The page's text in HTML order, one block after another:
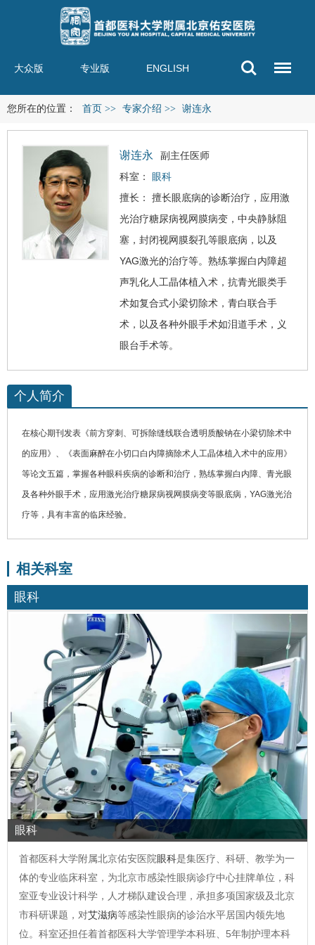
大众版 专业版 ENGLISH
您所在的位置： 首页 >> 专家介绍 >> 谢连永
谢连永
副主任医师
科室： 眼科
擅长： 擅长眼底病的诊断治疗，应用激
光治疗糖尿病视网膜病变，中央静脉阻
塞，封闭视网膜裂孔等眼底病，以及
YAG激光的治疗等。熟练掌握白内障超
声乳化人工晶体植入术，抗青光眼类手
术如复合式小梁切除术，青白联合手
术，以及各种外眼手术如泪道手术，义
眼台手术等。
个人简介
在核心期刊发表《前方穿刺、可拆除缝线联合透明质酸钠在小梁切除术中
的应用》、《表面麻醉在小切口 白内障摘除术人工晶体植入术中的应用》
等论文五篇，掌握各种眼科疾病的诊断和治疗，熟练掌握白内障、 青光眼
及各种外眼手术，应用激光治疗糖尿病视网膜病变等眼底病，YAG激光治
疗等，具有丰富的临床经验。
相关科室
眼科
眼科
首都医科大学附属北京佑安医院眼科是集医疗、科研、教学为一
体的专业临床科室，为北京市感染性眼病诊疗中心挂牌单位，科
室亚专业设计科学，人才梯队建设合理，承担多项国家级及北京
市科研课题，对艾滋病等感染性眼病的诊治水平居国内领先地
位。科室还担任着首都医科大学管理学本科班、5年制护理本科